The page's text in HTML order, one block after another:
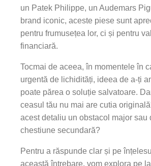
un Patek Philippe, un Audemars
brand iconic, aceste piese sunt
pentru frumusețea lor, ci și pentru
financiară.
Tocmai de aceea, în momentele în
urgentă de lichidități, ideea de a-ți
poate părea o soluție salvatoare.
ceasul tău nu mai are cutia
acest detaliu un obstacol major sau
chestiune secundară?
Pentru a răspunde clar și pe
această întrebare, vom explora pe